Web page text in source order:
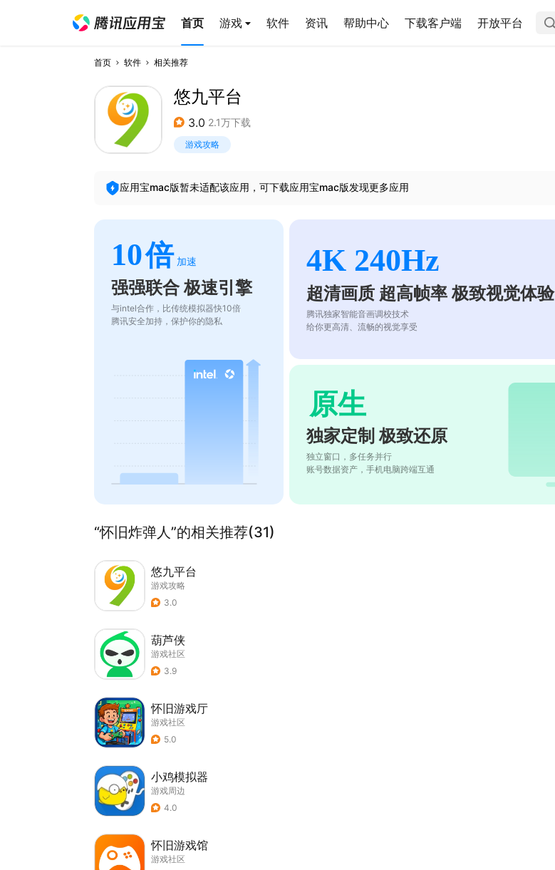
首页 游戏 软件 资讯 帮助中心 下载客户端 开放平台
首页 软件 相关推荐
悠九平台
3.0 2.1万下载
游戏攻略
应用宝mac版暂未适配该应用，可下载应用宝mac版发现更多应用
10倍 加速
强强联合 极速引擎
与intel合作，比传统模拟器快10倍
腾讯安全加持，保护你的隐私
4K 240Hz
超清画质 超高帧率 极致视觉体验
腾讯独家智能音画调校技术
给你更高清、流畅的视觉享受
原生
独家定制 极致还原
独立窗口，多任务并行
账号数据资产，手机电脑跨端互通
“怀旧炸弹人”的相关推荐(31)
悠九平台
游戏攻略
3.0
葫芦侠
游戏社区
3.9
怀旧游戏厅
游戏社区
5.0
小鸡模拟器
游戏周边
4.0
怀旧游戏馆
游戏社区